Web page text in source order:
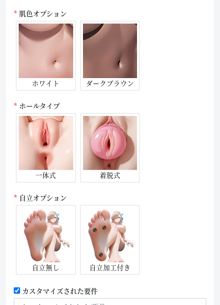
肌色オプション
ホワイト ダークブラウン
ホールタイプ
一体式 着脱式
自立オプション
自立無し 自立加工付き
カスタマイズされた要件